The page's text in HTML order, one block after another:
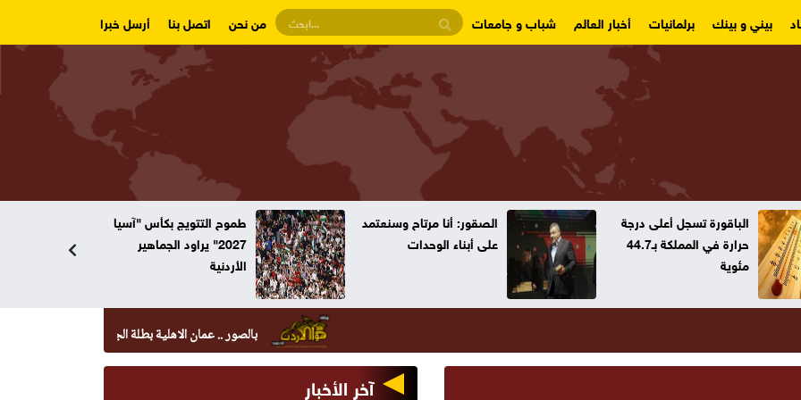
بيني و بينك برلمانيات أخبار العالم شباب و جامعات من نحن اتصل بنا أرسل خبرا
الباقورة تسجل أعلى درجة
حرارة في المملكة بـ44.7
مئوية
الصقور: أنا مرتاح وسنعتمد
على أبناء الوحدات
طموح التتويج بكأس "آسيا
2027" يراود الجماهير
الأردنية
بالصور .. عمان الاهلية بطلة الجامعات الأردنية في الكراتيه
آخر الأخبار